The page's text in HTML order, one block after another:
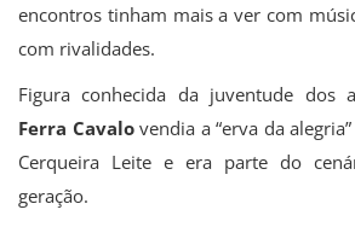
encontros tinham mais a ver com
com rivalidades.
Figura conhecida da juventude dos
Ferra Cavalovendia a “erva da
Cerqueira Leite e era parte do
geração.